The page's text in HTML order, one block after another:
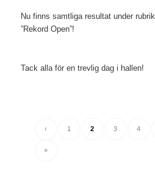
Nu finns samtliga resultat under
”Rekord Open”!
Tack alla för en trevlig dag i hallen!
‹ 1 2 3 4
»